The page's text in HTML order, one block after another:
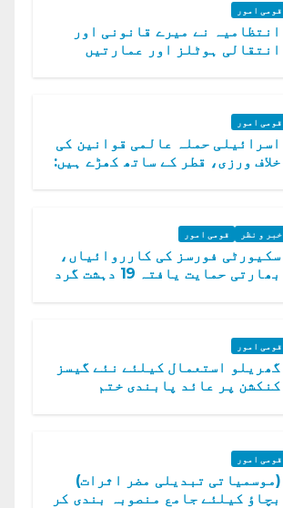
قومی امور
انتظامیہ نے میرے قانونی اور
انتقالی ہوٹلز اور عمارتیں
قومی امور
اسرائیلی حملہ عالمی قوانین کی
خلاف ورزی، قطر کے ساتھ کھڑے ہیں:
خبر و نظر قومی امور
سکیورٹی فورسز کی کارروائیاں،
بھارتی حمایت یافتہ 19 دہشت گرد
قومی امور
گھریلو استعمال کیلئے نئے گیسز
کنکشن پر عائد پابندی ختم
قومی امور
(موسمیاتی تبدیلی مضر اثرات)
بچاؤ کیلئے جامع منصوبہ بندی کر